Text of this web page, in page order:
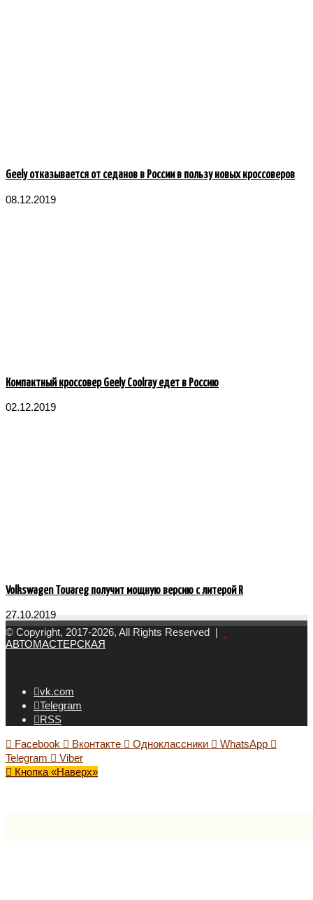
Geely отказывается от седанов в России в пользу новых кроссоверов
08.12.2019
Компактный кроссовер Geely Coolray едет в Россию
02.12.2019
Volkswagen Touareg получит мощную версию с литерой R
27.10.2019
© Copyright, 2017-2026, All Rights Reserved |
АВТОМАСТЕРСКАЯ
vk.com
Telegram
RSS
Facebook Вконтакте Одноклассники
WhatsApp
Telegram
Viber
Кнопка «Наверх»